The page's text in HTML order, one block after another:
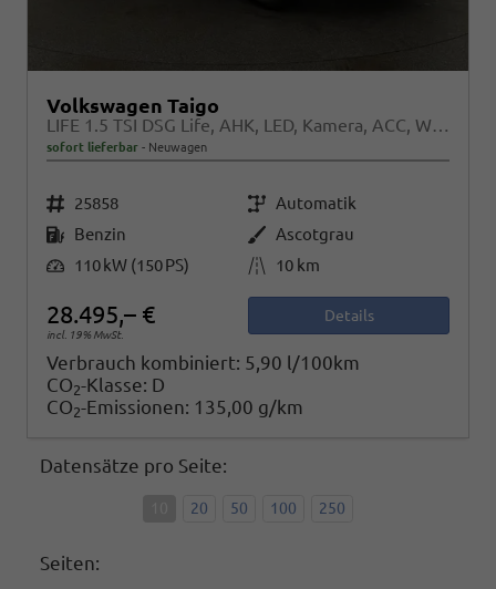
Volkswagen Taigo
LIFE 1.5 TSI DSG Life, AHK, LED, Kamera, ACC, Winter, 17-Zoll
sofort lieferbar Neuwagen
Fahrzeugnr. 25858 Getriebe Automatik
Kraftstoff Benzin Außenfarbe Ascotgrau
Leistung 110 kW (150 PS) Kilometerstand 10 km
28.495,– €
incl. 19% MwSt.
Details
Verbrauch kombiniert: 5,90 l/100km
CO2-Klasse: D
CO2-Emissionen: 135,00 g/km
Datensätze pro Seite:
20 50 100 250
Seiten: